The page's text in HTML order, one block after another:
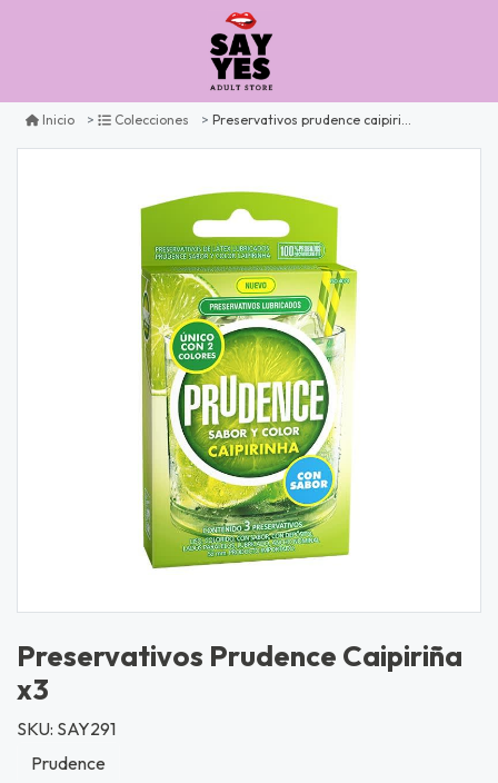
Inicio Colecciones Preservativos prudence caipiriña x3
Preservativos Prudence Caipiriña
x3
SKU: SAY291
Prudence